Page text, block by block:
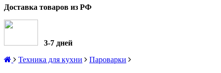
Доставка товаров из РФ
3-7 дней
Техника для кухни
Пароварки